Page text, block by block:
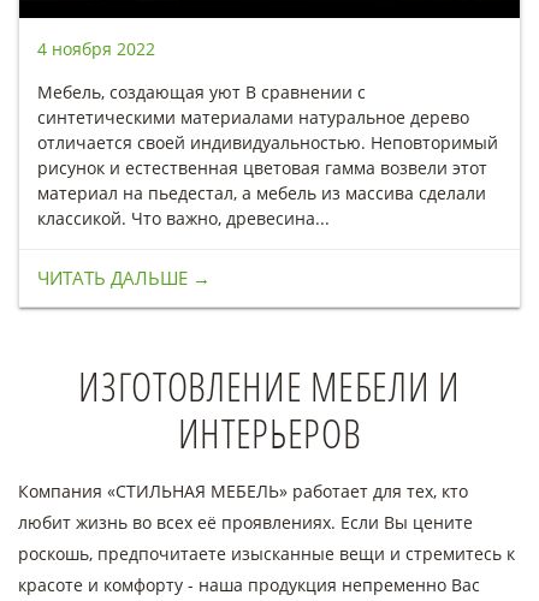
4 ноября 2022
Мебель, создающая уют В сравнении с
синтетическими материалами натуральное дерево
отличается своей индивидуальностью. Неповторимый
рисунок и естественная цветовая гамма возвели этот
материал на пьедестал, а мебель из массива сделали
классикой. Что важно, древесина...
ЧИТАТЬ ДАЛЬШЕ →
ИЗГОТОВЛЕНИЕ МЕБЕЛИ И
ИНТЕРЬЕРОВ
Компания «СТИЛЬНАЯ МЕБЕЛЬ» работает для тех, кто
любит жизнь во всех её проявлениях. Если Вы цените
роскошь, предпочитаете изысканные вещи и стремитесь к
красоте и комфорту - наша продукция непременно Вас